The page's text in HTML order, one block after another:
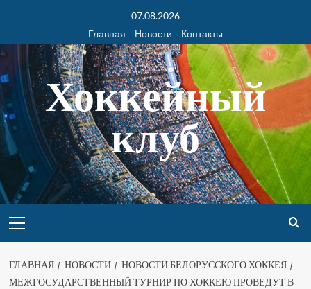
07.08.2026
Главная
Новости Контакты
Хоккейный
клуб
ГЛАВНАЯ НОВОСТИ
НОВОСТИ БЕЛОРУССКОГО ХОККЕЯ
МЕЖГОСУДАРСТВЕННЫЙ ТУРНИР ПО ХОККЕЮ ПРОВЕДУТ В